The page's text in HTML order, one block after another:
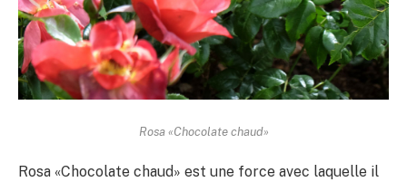
Rosa «Chocolate chaud»
Rosa «Chocolate chaud» est une force avec laquelle il